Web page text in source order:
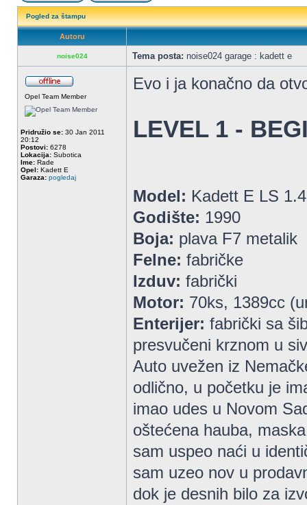
Pogled za štampu
Autoru
noise024 Tema posta: noise024 garage : kadett e
Opel Team Member
Pridružio se: 30 Jan 2011
20:12
Postovi: 6278
Lokacija: Subotica
Ime: Rade
Opel: Kadett E
Garaza: pogledaj
Evo i ja konačno da
LEVEL 1 -
Model: Kadett E LS
Godište: 1990
Boja: plava F7 metalik
Felne: fabričke
Izduv: fabrički
Motor: 70ks, 1389cc
Enterijer: fabrički sa
presvučeni krznom u
Auto uvežen iz
odlično, u početku je
imao udes u Novom
oštećena hauba,
sam uspeo naći u
sam uzeo nov u
dok je desnih bilo za